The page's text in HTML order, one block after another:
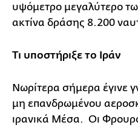
υψόμετρο μεγαλύτερο
ακτίνα δράσης 8.200
Τι υποστήριξε το Ιράν
Νωρίτερα σήμερα έγινε
μη επανδρωμένου
ιρανικά Μέσα. Οι